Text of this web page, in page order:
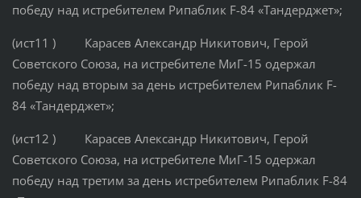
победу над истребителем Рипаблик F-84 «Тандерджет»;
(ист11 ) Карасев Александр Никитович, Герой
Советского Союза, на истребителе МиГ-15 одержал
победу над вторым за день истребителем Рипаблик F-
84 «Тандерджет»;
(ист12 ) Карасев Александр Никитович, Герой
Советского Союза, на истребителе МиГ-15 одержал
победу над третим за день истребителем Рипаблик F-84